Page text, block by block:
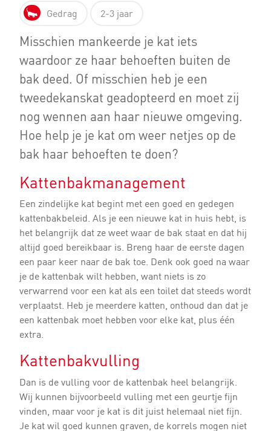
Gedrag 2-3 jaar
Misschien mankeerde je kat iets
waardoor ze haar behoeften buiten de
bak deed. Of misschien heb je een
tweedekanskat geadopteerd en moet zij
nog wennen aan haar nieuwe omgeving.
Hoe help je je kat om weer netjes op de
bak haar behoeften te doen?
Kattenbakmanagement
Een zindelijke kat begint met een goed en gedegen
kattenbakbeleid. Als je een nieuwe kat in huis hebt, is
het belangrijk dat ze weet waar de bak staat en dat hij
altijd goed bereikbaar is. Breng haar de eerste dagen
een paar keer naar de bak toe. Denk ook goed na waar
je de kattenbak wilt hebben, want niets is zo
verwarrend voor een kat als een toilet dat steeds wordt
verplaatst. Heb je meerdere katten, onthoud dan dat je
een kattenbak moet hebben voor elke kat, plus één
extra.
Kattenbakvulling
Dan is de vulling voor de kattenbak heel belangrijk.
Wij kunnen bijvoorbeeld vulling met een geurtje fijn
vinden, maar voor je kat is dit juist helemaal niet fijn.
Je kat wil goed kunnen graven, de korrels mogen niet